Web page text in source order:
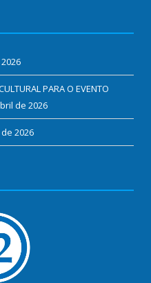
PARA O EVENTO
de 2026
2026